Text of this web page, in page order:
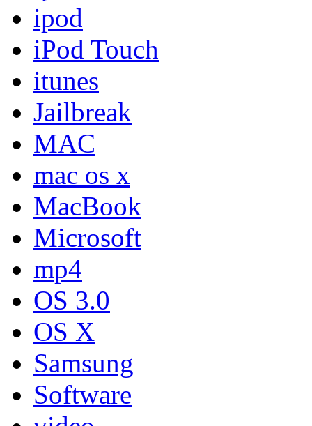
ipod
iPod Touch
itunes
Jailbreak
MAC
mac os x
MacBook
Microsoft
mp4
OS 3.0
OS X
Samsung
Software